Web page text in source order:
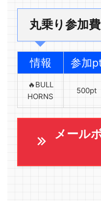
丸乗り参加費
情報 参加
🔥BULL
HORNS
500pt
メール